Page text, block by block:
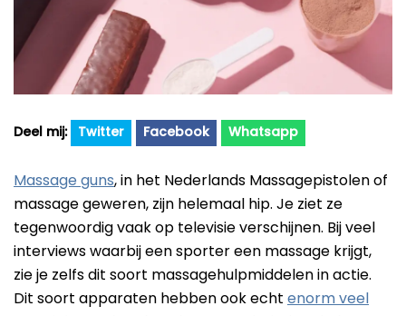
Addsfit
Compex
Hyperice
Hydragun
MUSCQLER
Northwall
Sanbo
Theragun
Algemeen
Massagekoppen
Technologie
Twitter Facebook Whatsapp
Massage guns, in het Nederlands Massagepistolen of
massage geweren, zijn helemaal hip. Je ziet ze
tegenwoordig vaak op televisie verschijnen. Bij veel
interviews waarbij een sporter een massage krijgt,
zie je zelfs dit soort massagehulpmiddelen in actie.
Dit soort apparaten hebben ook echt enorm veel